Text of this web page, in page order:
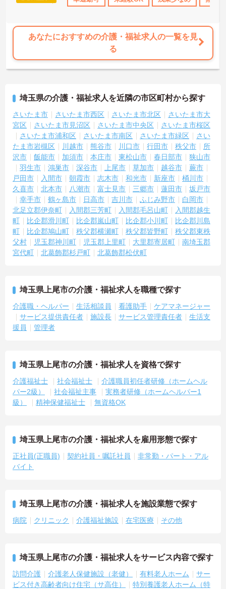
あなたにおすすめの介護・福祉求人の一覧を見
る
埼玉県の介護・福祉求人を近隣の市区町村から探す
さいたま市 さいたま市西区 さいたま市北区
さいたま市大
宮区
さいたま市見沼区 さいたま市中央区
さいたま市桜区
さいたま市浦和区
さいたま市南区 さいたま市緑区
さい
たま市岩槻区
川越市 熊谷市 川口市 行田市 秩父市
所
沢市
飯能市 加須市 本庄市 東松山市 春日部市
狭山市
羽生市
鴻巣市 深谷市 上尾市 草加市 越谷市
蕨市
戸田市
入間市 朝霞市 志木市 和光市 新座市
桶川市
久喜市
北本市 八潮市 富士見市 三郷市 蓮田市
坂戸市
幸手市
鶴ヶ島市 日高市 吉川市 ふじみ野市
白岡市
北足立郡伊奈町
入間郡三芳町 入間郡毛呂山町
入間郡越生
町
比企郡滑川町 比企郡嵐山町 比企郡小川町
比企郡川島
町
比企郡鳩山町 秩父郡横瀬町 秩父郡皆野町
秩父郡東秩
父村
児玉郡神川町 児玉郡上里町 大里郡寄居町
南埼玉郡
宮代町
北葛飾郡杉戸町 北葛飾郡松伏町
埼玉県上尾市の介護・福祉求人を職種で探す
介護職・ヘルパー 生活相談員 看護助手
ケアマネージャー
サービス提供責任者
施設長 サービス管理責任者
生活支
援員
管理者
埼玉県上尾市の介護・福祉求人を資格で探す
介護福祉士 社会福祉士
介護職員初任者研修（ホームヘル
パー2級）
社会福祉主事
実務者研修（ホームヘルパー1
級）
精神保健福祉士 無資格OK
埼玉県上尾市の介護・福祉求人を雇用形態で探す
正社員(正職員) 契約社員・嘱託社員
非常勤・パート・アル
バイト
埼玉県上尾市の介護・福祉求人を施設業態で探す
病院 クリニック 介護福祉施設 在宅医療 その他
埼玉県上尾市の介護・福祉求人をサービス内容で探す
訪問介護 介護老人保健施設（老健） 有料老人ホーム
サー
ビス付き高齢者向け住宅（サ高住）
特別養護老人ホーム（特